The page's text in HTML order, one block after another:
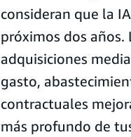
consideran que la
próximos dos años.
adquisiciones
gasto,
contractuales
más profundo de